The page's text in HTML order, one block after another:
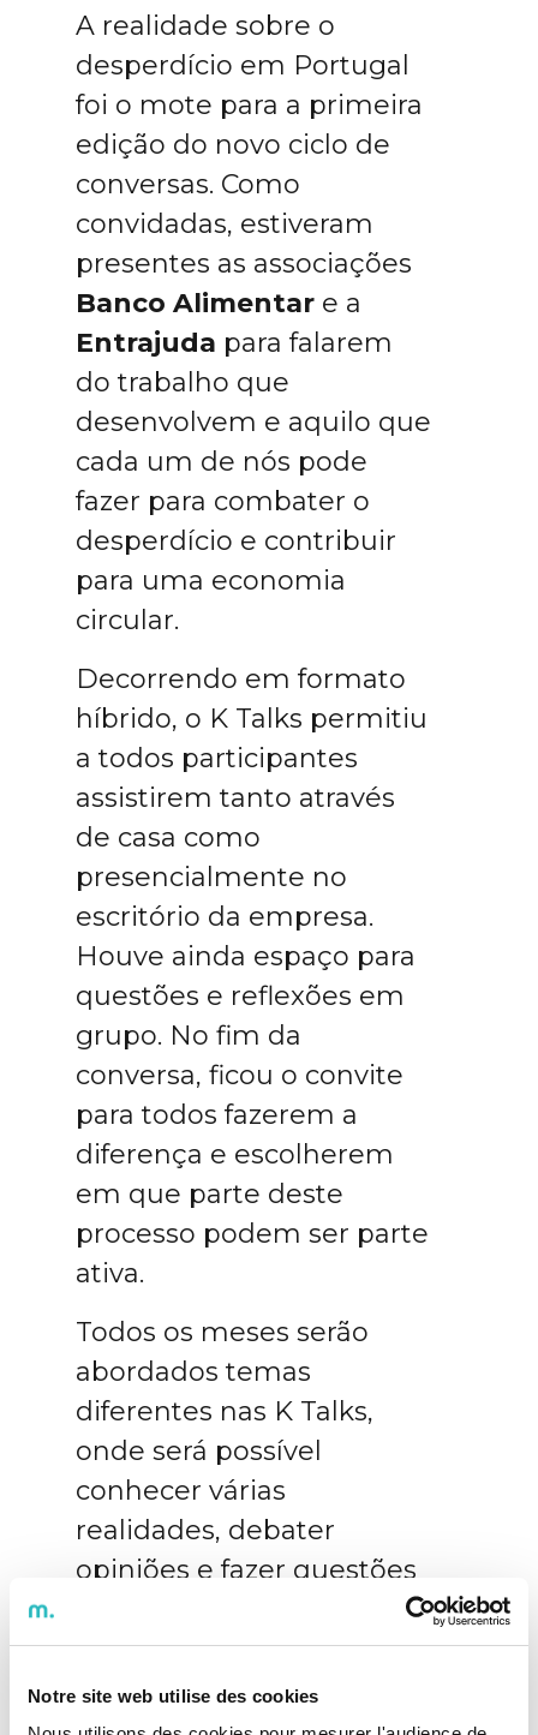
Notre site web utilise des cookies
A realidade sobre o
desperdício em Portugal
foi o mote para a primeira
edição do novo ciclo de
conversas. Como
convidadas, estiveram
presentes as associações
Banco Alimentar e a
Entrajuda para falarem
do trabalho que
desenvolvem e aquilo que
cada um de nós pode
fazer para combater o
desperdício e contribuir
para uma economia
circular.
Decorrendo em formato
híbrido, o K Talks permitiu
a todos participantes
assistirem tanto através
de casa como
presencialmente no
escritório da empresa.
Houve ainda espaço para
questões e reflexões em
grupo. No fim da
conversa, ficou o convite
para todos fazerem a
diferença e escolherem
em que parte deste
processo podem ser parte
ativa.
Todos os meses serão
abordados temas
diferentes nas K Talks,
onde será possível
conhecer várias
realidades, debater
opiniões e fazer questões
aos convidados presentes.
da KCS iT no âmbito da